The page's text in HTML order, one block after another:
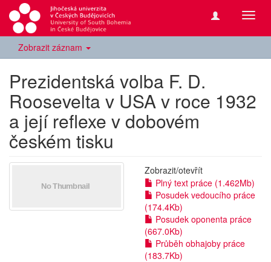
Zobrazit záznam
Prezidentská volba F. D.
Roosevelta v USA v roce 1932
a její reflexe v dobovém
českém tisku
Zobrazit/otevřít
Plný text práce (1.462Mb)
Posudek vedoucího práce
(174.4Kb)
Posudek oponenta práce
(667.0Kb)
Průběh obhajoby práce
(183.7Kb)